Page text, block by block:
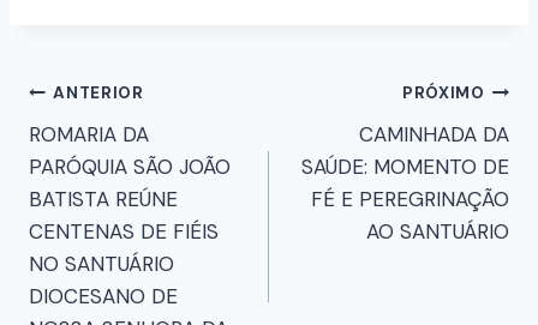
ANTERIOR
ROMARIA DA
PARÓQUIA SÃO JOÃO
BATISTA REÚNE
CENTENAS DE FIÉIS
NO SANTUÁRIO
DIOCESANO DE
PRÓXIMO
CAMINHADA DA
SAÚDE: MOMENTO DE
FÉ E PEREGRINAÇÃO
AO SANTUÁRIO